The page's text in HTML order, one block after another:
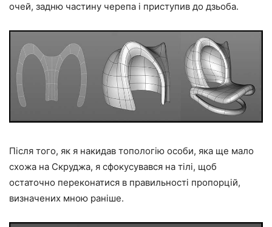
очей, задню частину черепа і приступив до дзьоба.
Після того, як я накидав топологію особи, яка ще мало
схожа на Скруджа, я сфокусувався на тілі, щоб
остаточно переконатися в правильності пропорцій,
визначених мною раніше.